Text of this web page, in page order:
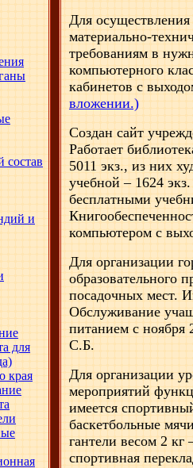
состав
и
для
края
Для осуществления
материально-
требованиям в
компьютерного
кабинетов с
вложении.)
Создан сайт
Работает
5011 экз., из них
учебной – 1624
бесплатными
компьютером с
Для организации
образовательного
посадочных мест.
Обслуживание
питанием с ноября
С.Б.
Для организации
мероприятий
имеется
баскетбольные
гантели весом 2
спортивная